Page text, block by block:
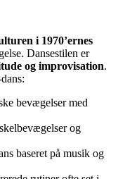
i 1970’ernes
Dansestilen er
og improvisation.
bevægelser med
og
baseret på musik og